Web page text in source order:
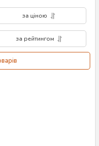
за ціною
за рейтингом